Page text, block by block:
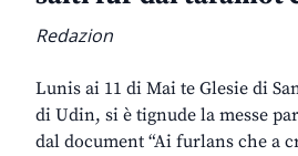
Redazion
Lunis ai 11 di Mai te Glesie di
di Udin, si è tignude la messe
dal document “Ai furlans che a